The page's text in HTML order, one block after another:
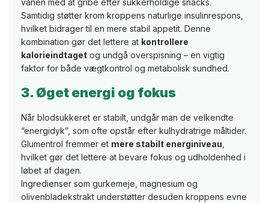
vanen med at gribe efter sukkerholdige snacks.
Samtidig støtter krom kroppens naturlige insulinrespons,
hvilket bidrager til en mere stabil appetit. Denne
kombination gør det lettere at kontrollere
kalorieindtaget og undgå overspisning – en vigtig
faktor for både vægtkontrol og metabolisk sundhed.
3. Øget energi og fokus
Når blodsukkeret er stabilt, undgår man de velkendte
“energidyk”, som ofte opstår efter kulhydratrige måltider.
Glumentrol fremmer et mere stabilt energiniveau
hvilket gør det lettere at bevare fokus og udholdenhed i
løbet af dagen.
Ingredienser som gurkemeje, magnesium og
olivenbladekstrakt understøtter desuden kroppens evne